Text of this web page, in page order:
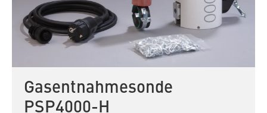
Gasentnahmesonde
PSP4000-H